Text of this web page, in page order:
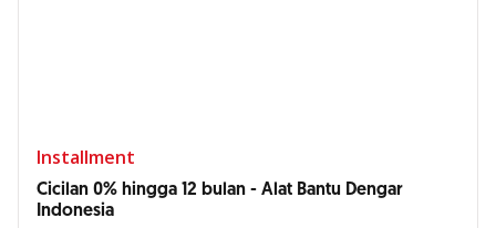
Installment
Cicilan 0% hingga 12 bulan - Alat Bantu Dengar
Indonesia